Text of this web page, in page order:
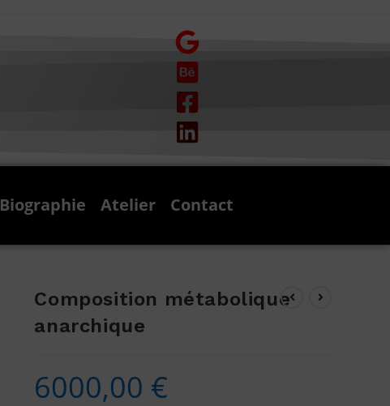
Biographie Atelier Contact
Composition métabolique
anarchique
6000,00 €